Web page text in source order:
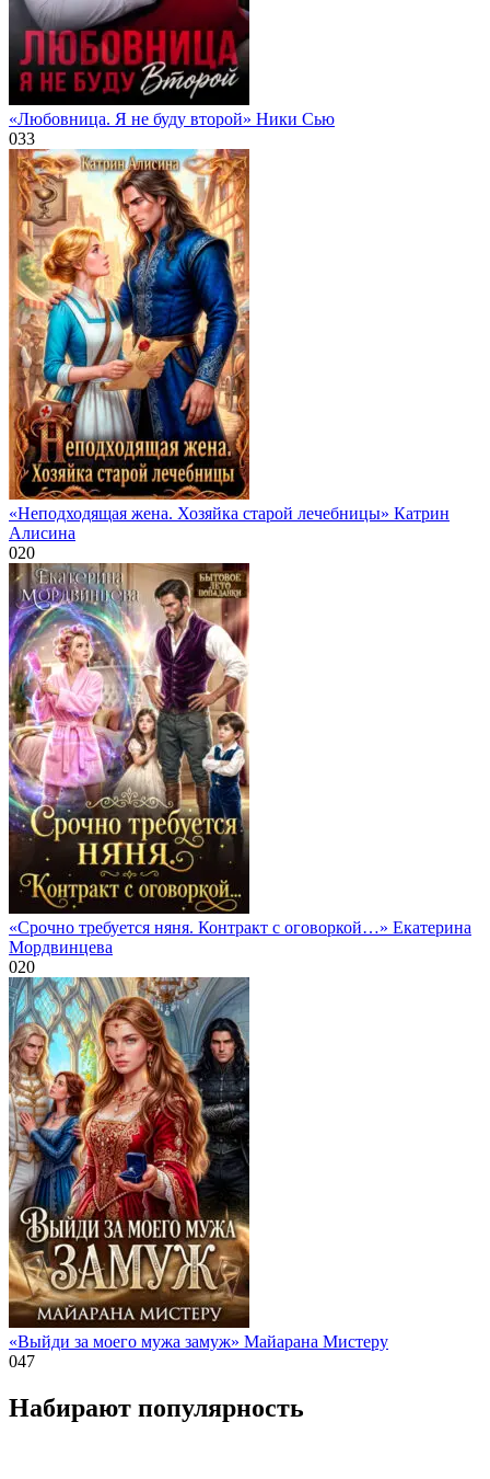
«Любовница. Я не буду второй» Ники Сью
033
«Неподходящая жена. Хозяйка старой лечебницы» Катрин
Алисина
020
«Срочно требуется няня. Контракт с оговоркой…» Екатерина
Мордвинцева
020
«Выйди за моего мужа замуж» Майарана Мистеру
047
Набирают популярность